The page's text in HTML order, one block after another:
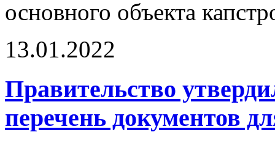
основного объекта
13.01.2022
Правительство
перечень документов